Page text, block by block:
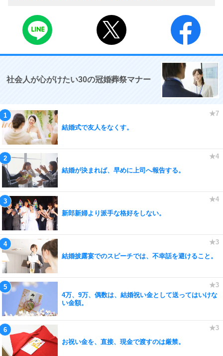
社会人が心がけたい30の冠婚葬祭マナー
結婚式で友人をなくす。
結婚が決まれば、早めに上司へ報告する。
新郎新婦より派手な格好をしない。
結婚披露宴でのスピーチでは、不幸話を避けること。
4万、9万、偶数は、結婚祝い金として送ってはいけな
い金額。
お祝い金を、直接、現金で渡すのは厳禁。